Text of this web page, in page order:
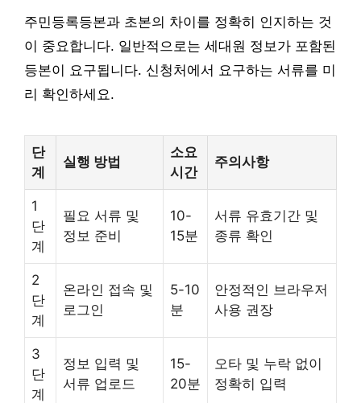
주민등록등본과 초본의 차이를 정확히 인지하는 것
이 중요합니다. 일반적으로는 세대원 정보가 포함된
등본이 요구됩니다. 신청처에서 요구하는 서류를 미
리 확인하세요.
단
계
실행 방법
소요
시간
주의사항
1
단
계
필요 서류 및
정보 준비
10-
15분
서류 유효기간 및
종류 확인
2
단
계
온라인 접속 및
로그인
5-10
분
안정적인 브라우저
사용 권장
3
단
계
정보 입력 및
서류 업로드
15-
20분
오타 및 누락 없이
정확히 입력